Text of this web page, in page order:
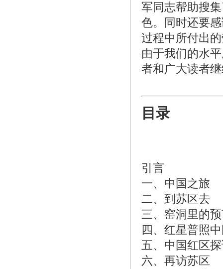
军同志帮助搜
色。同时还要
过程中所付出
由于我们的水
者和广大读者
目录
引言
一、中国之旅
二、到苏区去
三、窑洞里的
四、红星普照
五、中国红区
六、再访苏区